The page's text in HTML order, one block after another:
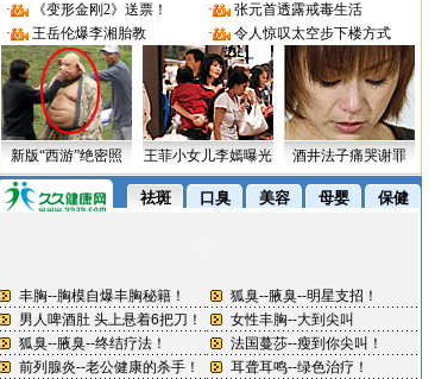
·
《变形金刚2》送票！ ·
张元首透露戒毒生活
·
王岳伦爆李湘胎教 · 令人惊叹太空步下楼方式
新版“西游”绝密照 王菲小女儿李嫣曝光 酒井法子痛哭谢罪